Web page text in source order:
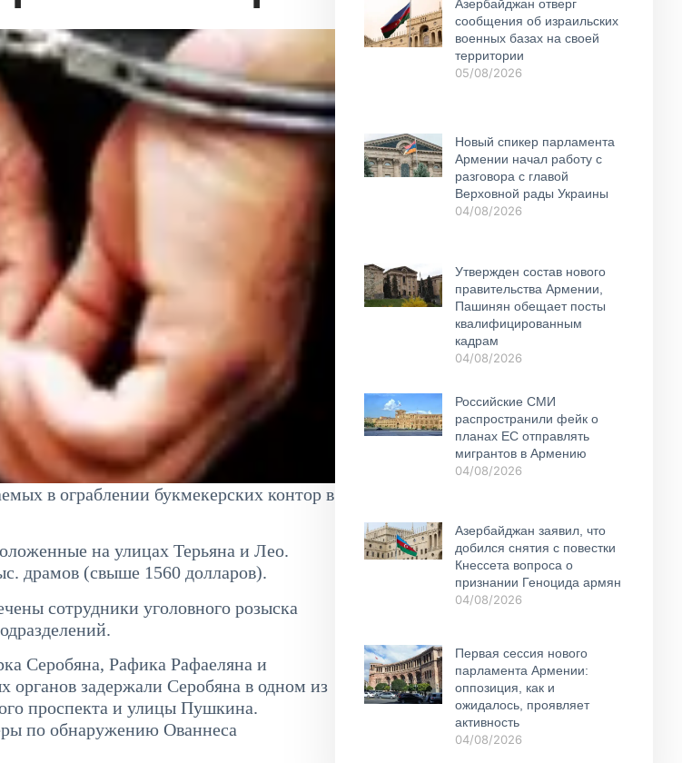
в ограблении букмекерских контор в
на улицах Терьяна и Лео.
драмов (свыше 1560 долларов).
сотрудники уголовного розыска
Серобяна, Рафика Рафаеляна и
органов задержали Серобяна в одном из
проспекта и улицы Пушкина.
по обнаружению Ованнеса
Азербайджан отверг
сообщения об израильских
военных базах на своей
территории
05/08/2026
Новый спикер парламента
Армении начал работу с
разговора с главой
Верховной рады Украины
04/08/2026
Утвержден состав нового
правительства Армении,
Пашинян обещает посты
квалифицированным
кадрам
04/08/2026
Российские СМИ
распространили фейк о
планах ЕС отправлять
мигрантов в Армению
04/08/2026
Азербайджан заявил, что
добился снятия с повестки
Кнессета вопроса о
признании Геноцида армян
04/08/2026
Первая сессия нового
парламента Армении:
оппозиция, как и
ожидалось, проявляет
активность
04/08/2026